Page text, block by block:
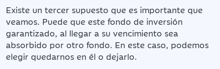
Existe un tercer supuesto que es importante que
veamos. Puede que este fondo de inversión
garantizado, al llegar a su vencimiento sea
absorbido por otro fondo. En este caso, podemos
elegir quedarnos en él o dejarlo.